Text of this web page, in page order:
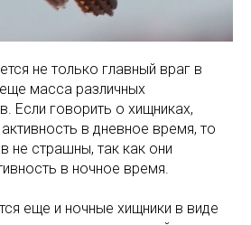
не только главный враг в
масса различных
Если говорить о хищниках,
в дневное время, то
не страшны, так как они
в ночное время.
еще и ночные хищники в виде